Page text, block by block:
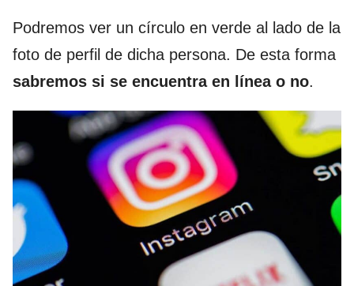
Podremos ver un círculo en verde al lado de la
foto de perfil de dicha persona. De esta forma
sabremos si se encuentra en línea o no.